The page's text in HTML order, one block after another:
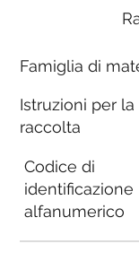
Famiglia di
Istruzioni per la
raccolta
Codice di
identificazione
alfanumerico